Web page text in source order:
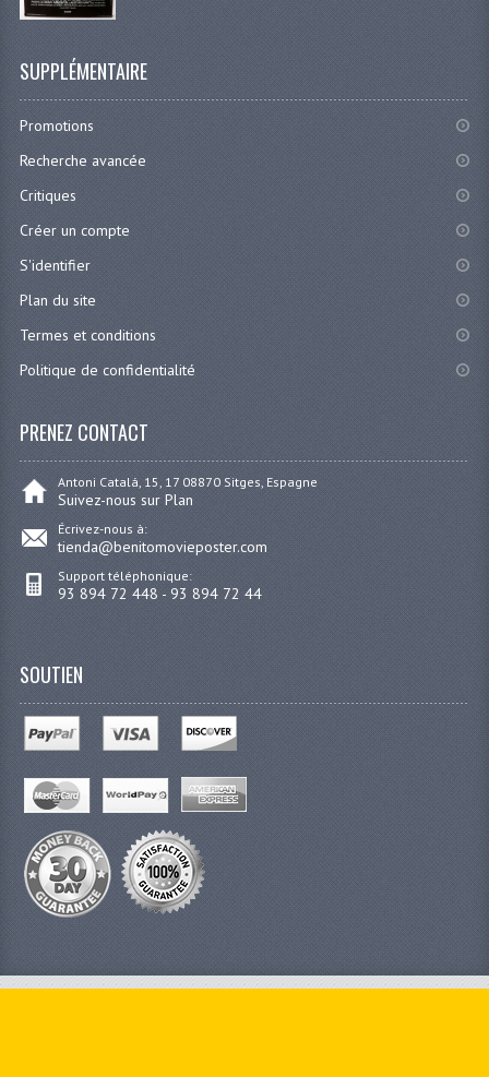
SUPPLÉMENTAIRE
Promotions
Recherche avancée
Critiques
Créer un compte
S'identifier
Plan du site
Termes et conditions
Politique de confidentialité
PRENEZ CONTACT
Antoni Catalá, 15, 17 08870 Sitges, Espagne
Suivez-nous sur Plan
Écrivez-nous à:
tienda@benitomovieposter.com
Support téléphonique:
93 894 72 448 - 93 894 72 44
SOUTIEN